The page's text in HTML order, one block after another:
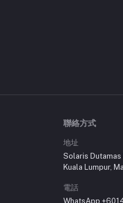
聯絡方式
地址
Solaris Dutamas
Kuala Lumpur,
電話
WhatsApp